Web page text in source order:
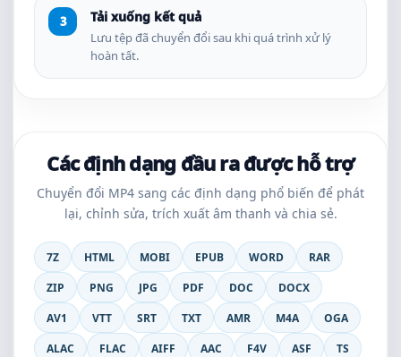
Tải xuống kết quả
Lưu tệp đã chuyển đổi sau khi quá trình xử lý
hoàn tất.
Các định dạng đầu ra được hỗ trợ
Chuyển đổi MP4 sang các định dạng phổ biến để phát
lại, chỉnh sửa, trích xuất âm thanh và chia sẻ.
7Z HTML MOBI EPUB WORD
RAR
ZIP
PNG JPG PDF DOC
DOCX
AV1
VTT SRT TXT AMR M4A
OGA
ALAC
FLAC AIFF AAC F4V ASF
TS